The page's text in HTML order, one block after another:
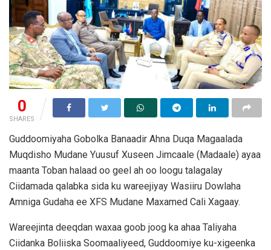
0
SHARES
Guddoomiyaha Gobolka Banaadir Ahna Duqa Magaalada
Muqdisho Mudane Yuusuf Xuseen Jimcaale (Madaale) ayaa
maanta Toban halaad oo geel ah oo loogu talagalay
Ciidamada qalabka sida ku wareejiyay Wasiiru Dowlaha
Amniga Gudaha ee XFS Mudane Maxamed Cali Xagaay.
Wareejinta deeqdan waxaa goob joog ka ahaa Taliyaha
Ciidanka Boliiska Soomaaliyeed, Guddoomiye ku-xigeenka